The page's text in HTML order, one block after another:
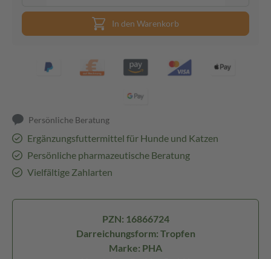
In den Warenkorb
Persönliche Beratung
Ergänzungsfuttermittel für Hunde und Katzen
Persönliche pharmazeutische Beratung
Vielfältige Zahlarten
PZN: 16866724
Darreichungsform: Tropfen
Marke: PHA